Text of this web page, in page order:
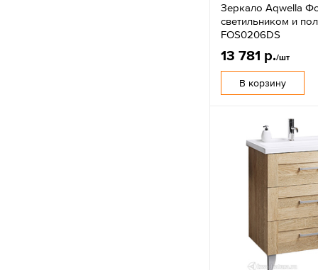
Зеркало Aqwella
светильником и
FOS0206DS
13 781 р./шт
В корзину